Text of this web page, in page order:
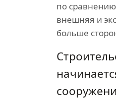
по
внешняя и
больше